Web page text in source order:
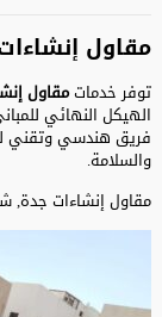
مقاول
توفر خدماتمقاول
الهيكل النهائي
فريق هندسي وتقني
والسلامة.
مقاول إنشاءات